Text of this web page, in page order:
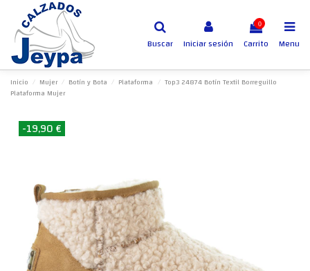
Buscar Iniciar sesión
0
Carrito Menu
Inicio Mujer Botín y Bota Plataforma
Top3 24874 Botín Textil Borreguillo
Plataforma Mujer
-19,90 €